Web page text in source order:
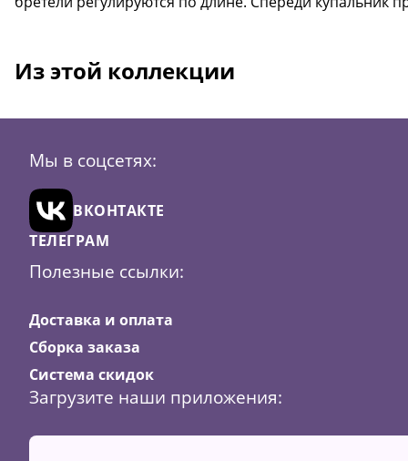
Из этой коллекции
Мы в соцсетях:
ВКОНТАКТЕ
ТЕЛЕГРАМ
Полезные ссылки:
Доставка и оплата
Сборка заказа
Система скидок
Загрузите наши приложения: